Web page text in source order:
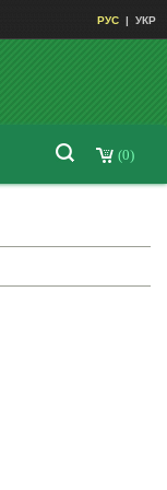
РУС | УКР
(0)